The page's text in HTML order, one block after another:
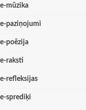
e-mūzika
e-paziņojumi
e-poēzija
e-raksti
e-refleksijas
e-sprediķi